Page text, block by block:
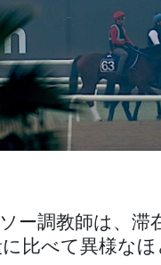
ー調教師は、滞
比べて異様なほ